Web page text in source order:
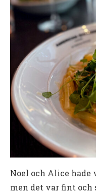
Noel och Alice
men det var fint och